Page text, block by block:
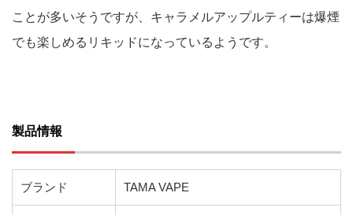
ことが多いそうですが、キャラメルアップルティーは爆煙
でも楽しめるリキッドになっているようです。
製品情報
ブランド TAMA VAPE